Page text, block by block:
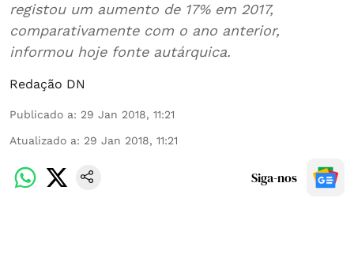
registou um aumento de 17% em 2017,
comparativamente com o ano anterior,
informou hoje fonte autárquica.
Redação DN
Publicado a: 29 Jan 2018, 11:21
Atualizado a: 29 Jan 2018, 11:21
Siga-nos